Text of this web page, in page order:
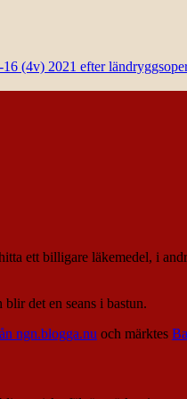
(4v) 2021 efter
ett billigare läkemedel, i
det en seans i bastun.
ngn.blogga.nu och märktes